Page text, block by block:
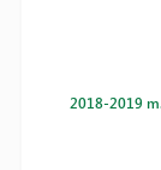
2018-2019